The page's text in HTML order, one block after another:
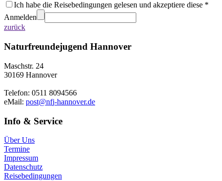
Ich habe die Reisebedingungen gelesen und akzeptiere diese *
Anmelden
zurück
Naturfreundejugend Hannover
Maschstr. 24
30169 Hannover
Telefon: 0511 8094566
eMail: post nfj-hannover.de
Info & Service
Über Uns
Termine
Impressum
Datenschutz
Reisebedingungen